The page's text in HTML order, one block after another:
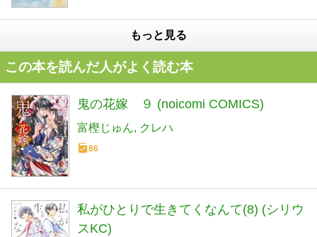
もっと見る
この本を読んだ人がよく読む本
鬼の花嫁 ９ (noicomi COMICS)
富樫じゅん クレハ
86
私がひとりで生きてくなんて(8) (シリウ
スKC)